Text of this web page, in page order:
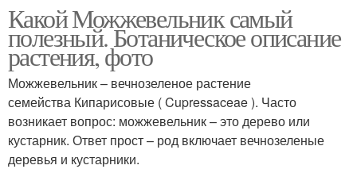
Какой Можжевельник самый
полезный. Ботаническое описание
растения, фото
Можжевельник – вечнозеленое растение
семейства Кипарисовые ( Cupressaceae ). Часто
возникает вопрос: можжевельник – это дерево или
кустарник. Ответ прост – род включает вечнозеленые
деревья и кустарники.